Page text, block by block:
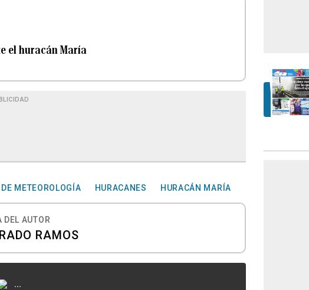
el huracán María
METEOROLOGÍA HURACANES HURACÁN MARÍA
DEL AUTOR
RAMOS
...